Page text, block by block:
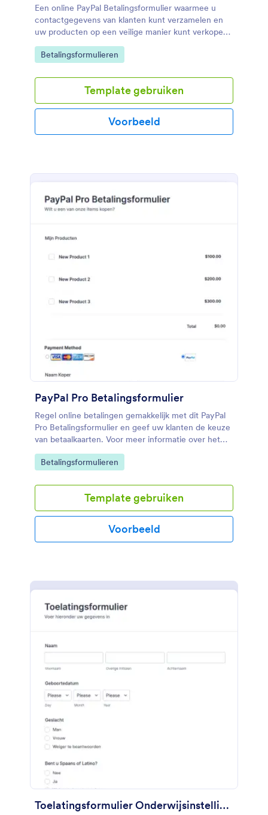
Een online PayPal Betalingsformulier waarmee u
contactgegevens van klanten kunt verzamelen en
uw producten op een veilige manier kunt verkopen.
Het formulier biedt klanten de mogelijkheid om
productafbeeldingen te bekijken, formaten en
opties voor het aantal. Voeg uw logo, afbeeldingen,
lettertypen en kleuren toe en voeg het formulier
toe aan de website van uw bedrijf of gebruik het als
zelfstandig formulier.
Go to Category:
Betalingsformulieren
Template gebruiken
Voorbeeld
PayPal Pro Betalingsformulier
Regel online betalingen gemakkelijk met dit PayPal
Pro Betalingsformulier en geef uw klanten de keuze
van betaalkaarten. Voor meer informatie over het
maken van een PayPal-formulier, kijk op de pagina in
de link.
Go to Category:
Betalingsformulieren
Template gebruiken
Voorbeeld
Toelatingsformulier Onderwijsinstellingen